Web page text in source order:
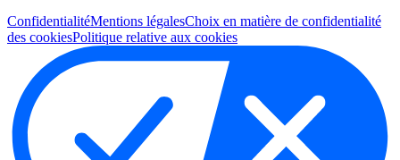
ConfidentialitéMentions légalesChoix en matière de confidentialité
des cookiesPolitique relative aux cookies